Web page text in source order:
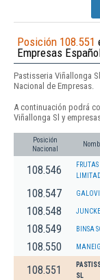
Posición 108.551
Empresas
Pastisseria Viñallonga
Nacional de Empresas.
A continuación podrá
Viñallonga Sl y
Posición
Nacional
108.546
108.547 GALOVI
108.548
108.549 BINSA
108.550 MANEIG
108.551
SL